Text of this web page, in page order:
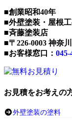
■創業昭和40年
■外壁塗装・屋根
■斉藤塗装店
■〒226-0003 神奈
■お客様窓口： 045-
お見積をお考えの
外壁塗装の塗料